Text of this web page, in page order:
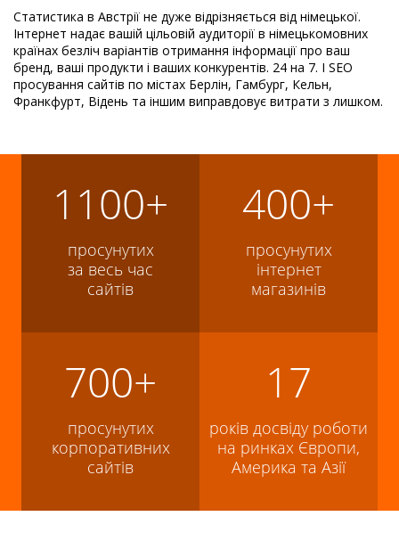
Статистика в Австрії не дуже відрізняється від німецької.
Інтернет надає вашій цільовій аудиторії в німецькомовних
країнах безліч варіантів отримання інформації про ваш
бренд, ваші продукти і ваших конкурентів. 24 на 7. І SEO
просування сайтів по містах Берлін, Гамбург, Кельн,
Франкфурт, Відень та іншим виправдовує витрати з лишком.
1100+
просунутих
за весь час
сайтів
400+
просунутих
інтернет
магазинів
700+
просунутих
корпоративних
сайтів
17
років досвіду роботи
на ринках Європи,
Америка та Азії